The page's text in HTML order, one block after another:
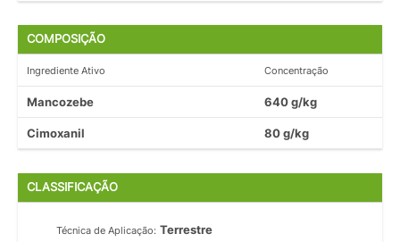
COMPOSIÇÃO
Ingrediente Ativo Concentração
Mancozebe 640 g/kg
Cimoxanil 80 g/kg
CLASSIFICAÇÃO
Técnica de Aplicação: Terrestre